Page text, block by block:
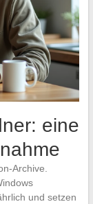
eine
Archive.
und setzen